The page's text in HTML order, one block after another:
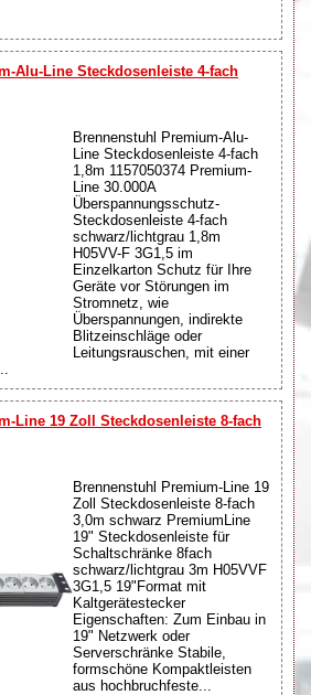
Alu-Line Steckdosenleiste 4-fach
Brennenstuhl Premium-Alu-
Line Steckdosenleiste 4-fach
1,8m 1157050374 Premium-
Line 30.000A
Überspannungsschutz-
Steckdosenleiste 4-fach
schwarz/lichtgrau 1,8m
H05VV-F 3G1,5 im
Einzelkarton Schutz für Ihre
Geräte vor Störungen im
Stromnetz, wie
Überspannungen, indirekte
Blitzeinschläge oder
Leitungsrauschen, mit einer
Line 19 Zoll Steckdosenleiste 8-fach
Brennenstuhl Premium-Line 19
Zoll Steckdosenleiste 8-fach
3,0m schwarz PremiumLine
19" Steckdosenleiste für
Schaltschränke 8fach
schwarz/lichtgrau 3m H05VVF
3G1,5 19"Format mit
Kaltgerätestecker
Eigenschaften: Zum Einbau in
19" Netzwerk oder
Serverschränke Stabile,
formschöne Kompaktleisten
aus hochbruchfeste...